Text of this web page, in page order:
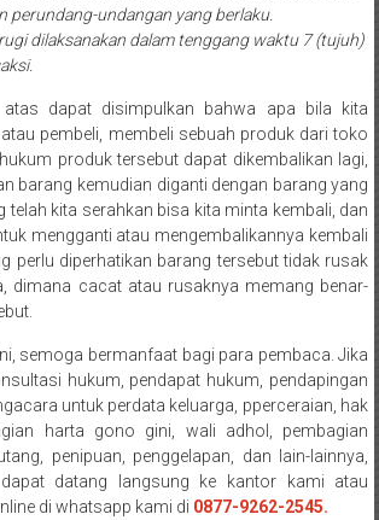
perundang-undangan yang berlaku.
dilaksanakan dalam tenggang waktu 7 (tujuh)
atas dapat disimpulkan bahwa apa bila kita
pembeli, membeli sebuah produk dari toko
produk tersebut dapat dikembalikan lagi,
barang kemudian diganti dengan barang yang
telah kita serahkan bisa kita minta kembali, dan
mengganti atau mengembalikannya kembali
perlu diperhatikan barang tersebut tidak rusak
dimana cacat atau rusaknya memang benar-
semoga bermanfaat bagi para pembaca. Jika
hukum, pendapat hukum, pendapingan
untuk perdata keluarga, pperceraian, hak
harta gono gini, wali adhol, pembagian
penipuan, penggelapan, dan lain-lainnya,
datang langsung ke kantor kami atau
di whatsapp kami di 0877-9262-2545.